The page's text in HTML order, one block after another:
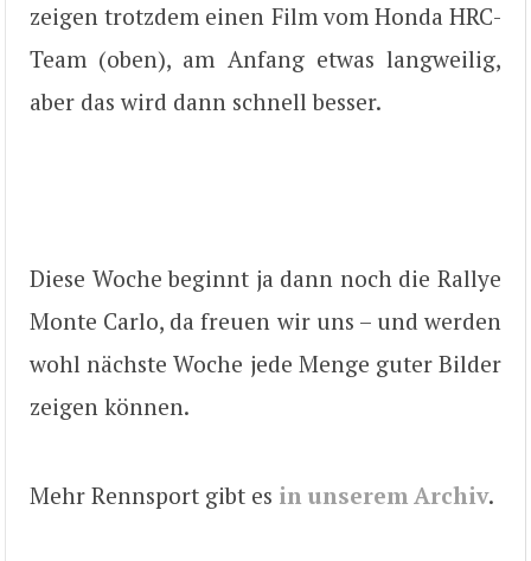
zeigen trotzdem einen Film vom Honda HRC-
Team (oben), am Anfang etwas langweilig,
aber das wird dann schnell besser.
Diese Woche beginnt ja dann noch die Rallye
Monte Carlo, da freuen wir uns – und werden
wohl nächste Woche jede Menge guter Bilder
zeigen können.
Mehr Rennsport gibt es in unserem Archiv.